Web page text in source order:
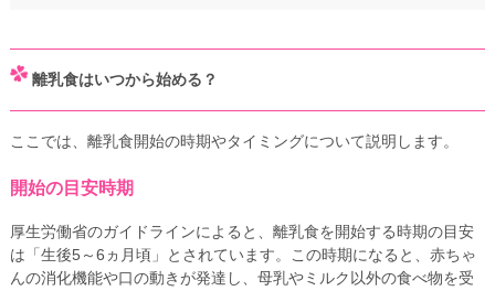
離乳食はいつから始める？
ここでは、離乳食開始の時期やタイミングについて説明します。
開始の目安時期
厚生労働省のガイドラインによると、離乳食を開始する時期の目安
は「生後5～6ヵ月頃」とされています。この時期になると、赤ちゃ
んの消化機能や口の動きが発達し、母乳やミルク以外の食べ物を受